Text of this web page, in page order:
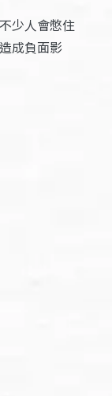
少人會憋住
成負面影